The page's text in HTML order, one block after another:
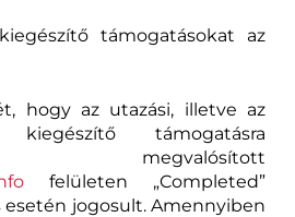
támogatásokat az
hogy az utazási, illetve az
kiegészítő támogatásra
megvalósított
felületen „Completed”
jogosult. Amennyiben